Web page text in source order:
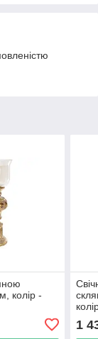
колір -
1